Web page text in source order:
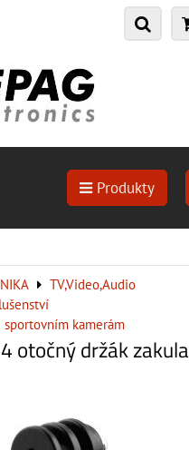
Produkty
TV,Video,Audio
sportovním kamerám
otočný držák